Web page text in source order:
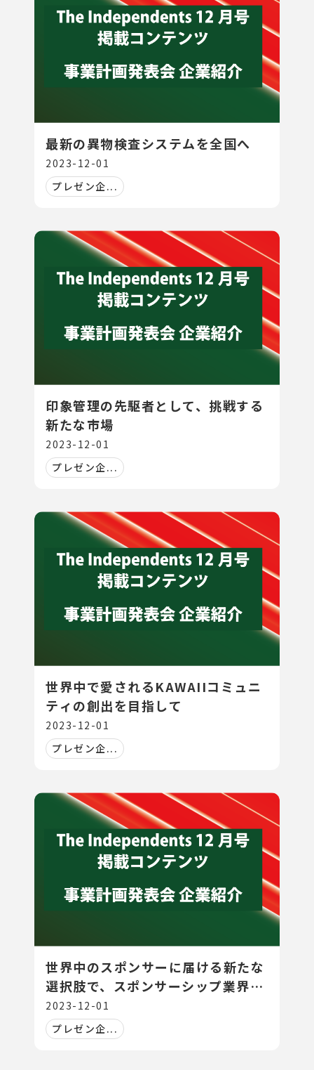
最新の異物検査システムを全国へ
2023-12-01
プレゼン企...
印象管理の先駆者として、挑戦する
新たな市場
2023-12-01
プレゼン企...
世界中で愛されるKAWAIIコミュニ
ティの創出を目指して
2023-12-01
プレゼン企...
世界中のスポンサーに届ける新たな
選択肢で、スポンサーシップ業界に
風を吹かす
2023-12-01
プレゼン企...